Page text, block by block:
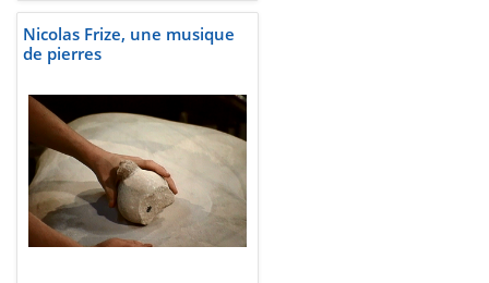
Nicolas Frize, une musique
de pierres